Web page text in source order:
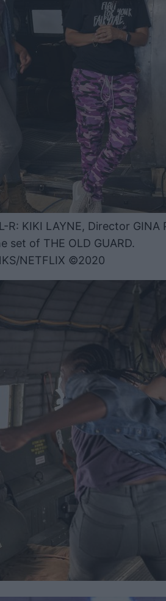
R: KIKI LAYNE, Director GINA
set of THE OLD GUARD.
NETFLIX ©2020